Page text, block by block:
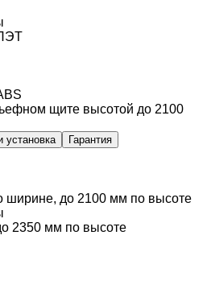
щите высотой до 2100
установка Гарантия
ширине, до 2100 мм по высоте
2350 мм по высоте